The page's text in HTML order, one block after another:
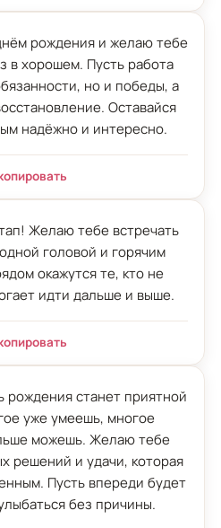
рождения и желаю тебе
в хорошем. Пусть работа
но и победы, а
Оставайся
надёжно и интересно.
Желаю тебе встречать
головой и горячим
окажутся те, кто не
идти дальше и выше.
рождения станет приятной
уже умеешь, многое
можешь. Желаю тебе
решений и удачи, которая
Пусть впереди будет
без причины.